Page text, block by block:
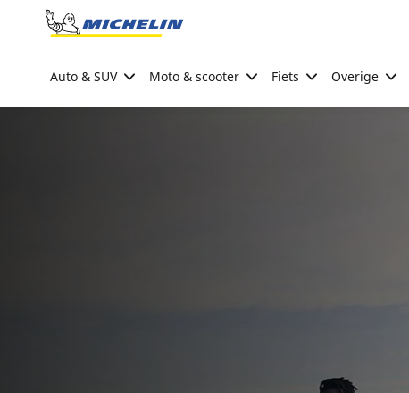
Go to page content
Auto & SUV Moto & scooter Fiets Overige